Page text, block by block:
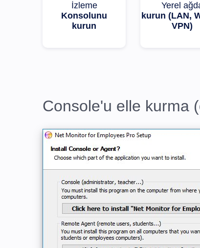
İzleme
Konsolunu
kurun
Yerel
kurun (LAN,
VPN)
Console'u elle kurma